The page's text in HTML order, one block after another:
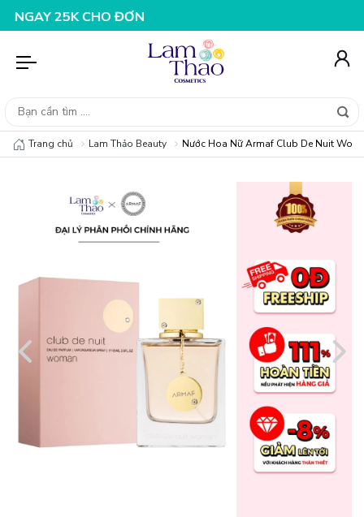
CHO ĐƠN HÀNG 199K
Trang chủ Lam Thảo Beauty Nước Hoa Nữ Armaf Club De Nuit